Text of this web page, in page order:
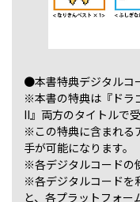
●本書特典デジタルコ
※本書の特典は『ドラ
II』両方のタイトルで
※この特典に含まれる
手が可能になります。
※各デジタルコードの
※各デジタルコードを
と、各プラットフォー